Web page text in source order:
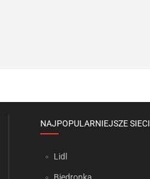
NAJPOPULARNIEJSZE SIECI
Lidl